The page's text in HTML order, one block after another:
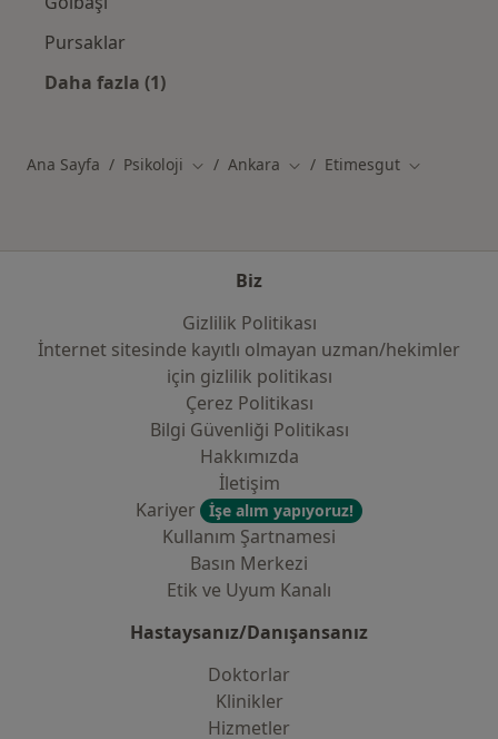
Pursaklar
Daha fazla (1)
Ana Sayfa Psikoloji Şehir değiştir
Ankara Şehir değiştir
Etimesgut Şehir
Biz
Gizlilik Politikası
İnternet sitesinde kayıtlı olmayan uzman/hekimler
i̇çin gizlilik politikası
Çerez Politikası
Bilgi Güvenliği Politikası
Hakkımızda
İletişim
Kariyer
İşe alım yapıyoruz!
Kullanım Şartnamesi
Basın Merkezi
Etik ve Uyum Kanalı
Hastaysanız/Danışansanız
Doktorlar
Klinikler
Hizmetler